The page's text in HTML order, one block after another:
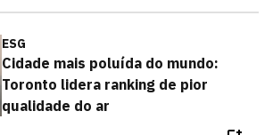
ESG
Cidade mais poluída do mundo:
Toronto lidera ranking de pior
qualidade do ar